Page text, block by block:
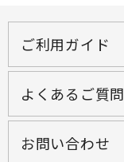
ご利用ガイド
よくあるご質問
お問い合わせ